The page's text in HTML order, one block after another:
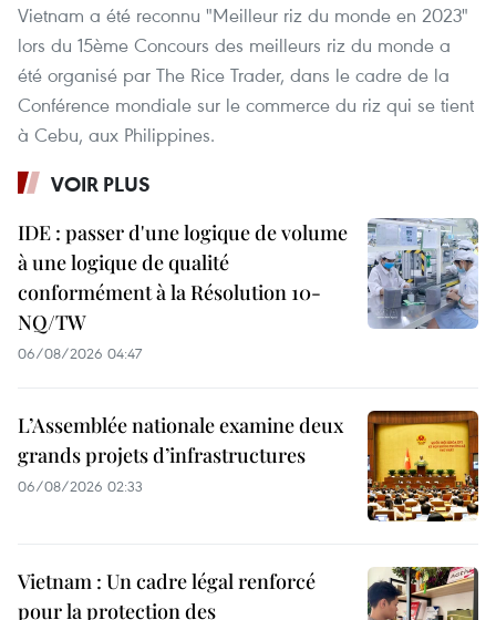
Vietnam a été reconnu "Meilleur riz du monde en 2023"
lors du 15ème Concours des meilleurs riz du monde a
été organisé par The Rice Trader, dans le cadre de la
Conférence mondiale sur le commerce du riz qui se tient
à Cebu, aux Philippines.
VOIR PLUS
IDE : passer d'une logique de volume
à une logique de qualité
conformément à la Résolution 10-
NQ/TW
06/08/2026 04:47
L’Assemblée nationale examine deux
grands projets d’infrastructures
06/08/2026 02:33
Vietnam : Un cadre légal renforcé
pour la protection des